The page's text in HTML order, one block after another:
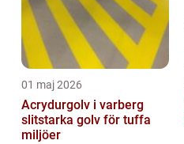
01 maj 2026
Acrydurgolv i varberg
slitstarka golv för tuffa
miljöer